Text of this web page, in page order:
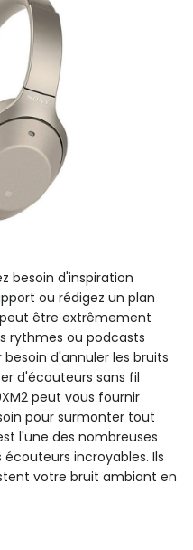
besoin d'inspiration
ou rédigez un plan
être extrêmement
rythmes ou podcasts
d'annuler les bruits
d'écouteurs sans fil
peut vous fournir
pour surmonter tout
l'une des nombreuses
incroyables. Ils
votre bruit ambiant en